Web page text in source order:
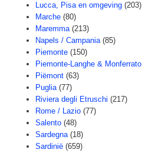
Lucca, Pisa en omgeving (203)
Marche (80)
Maremma (213)
Napels / Campania (85)
Piemonte (150)
Piemonte-Langhe & Monferrato
Piëmont (63)
Puglia (77)
Riviera degli Etruschi (217)
Rome / Lazio (77)
Salento (48)
Sardegna (18)
Sardinië (659)